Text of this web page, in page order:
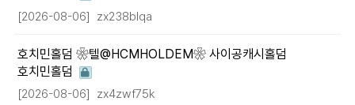
[2026-08-06] zx238blqa
호치민홀덤 ❀텔@HCMHOLDEM❀ 사이공캐시홀덤
호치민홀덤
[2026-08-06] zx4zwf75k